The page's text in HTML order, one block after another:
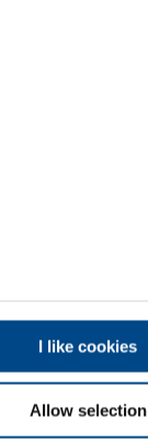
I like cookies
Allow selection